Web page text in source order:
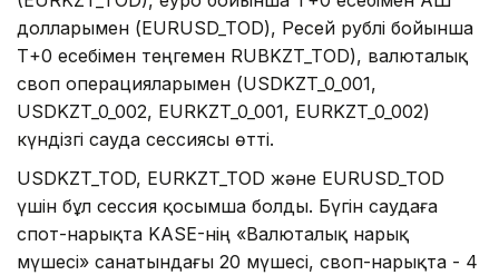
долларымен (EURUSD_TOD), Ресей рублі бойынша
Т+0 есебімен теңгемен RUBKZT_TOD), валюталық
своп операцияларымен (USDKZT_0_001,
USDKZT_0_002, EURKZT_0_001, EURKZT_0_002)
күндізгі сауда сессиясы өтті.
USDKZT_TOD, EURKZT_TOD және EURUSD_TOD
үшін бұл сессия қосымша болды. Бүгін саудаға
спот-нарықта KASE-нің «Валюталық нарық
мүшесі» санатындағы 20 мүшесі, своп-нарықта - 4